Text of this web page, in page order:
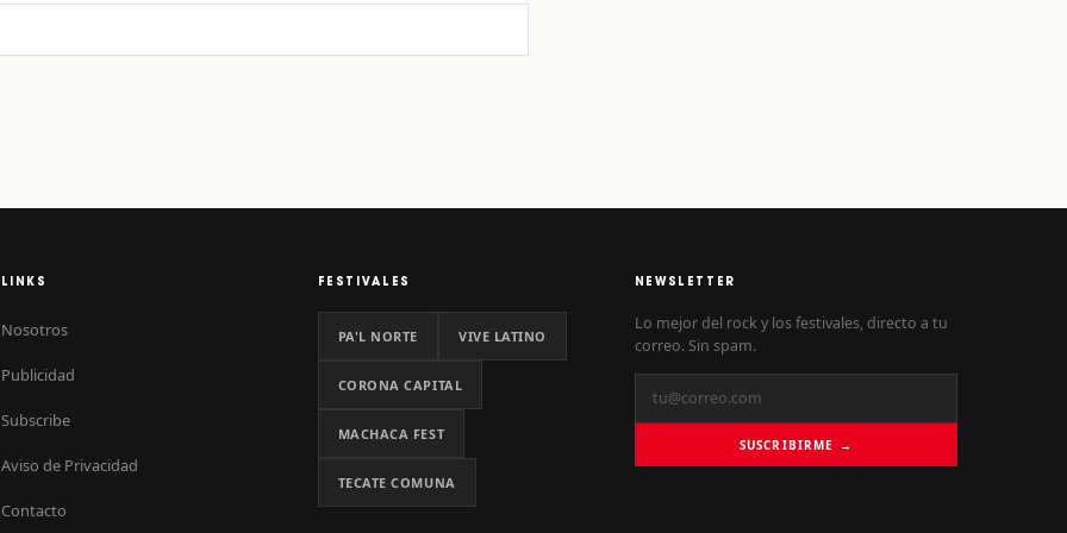
LINKS
Nosotros
Publicidad
Subscribe
Aviso de Privacidad
Contacto
FESTIVALES
PA'L NORTE VIVE LATINO
CORONA CAPITAL
MACHACA FEST
TECATE COMUNA
NEWSLETTER
Lo mejor del rock y los festivales, directo a tu
correo. Sin spam.
SUSCRIBIRME →